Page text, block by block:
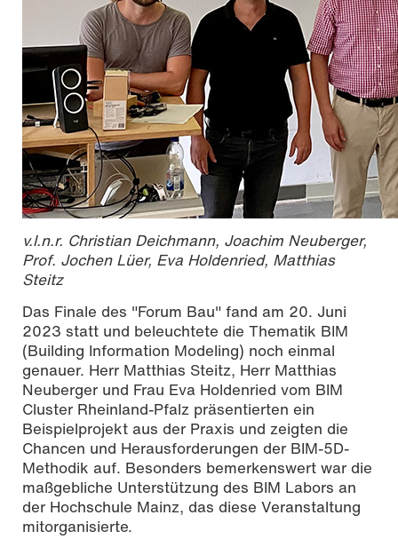
v.l.n.r. Christian Deichmann, Joachim Neuberger,
Prof. Jochen Lüer, Eva Holdenried, Matthias
Steitz
Das Finale des "Forum Bau" fand am 20. Juni
2023 statt und beleuchtete die Thematik BIM
(Building Information Modeling) noch einmal
genauer. Herr Matthias Steitz, Herr Matthias
Neuberger und Frau Eva Holdenried vom BIM
Cluster Rheinland-Pfalz präsentierten ein
Beispielprojekt aus der Praxis und zeigten die
Chancen und Herausforderungen der BIM-5D-
Methodik auf. Besonders bemerkenswert war die
maßgebliche Unterstützung des BIM Labors an
der Hochschule Mainz, das diese Veranstaltung
mitorganisierte.